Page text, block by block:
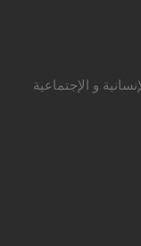
و الإجتماعية